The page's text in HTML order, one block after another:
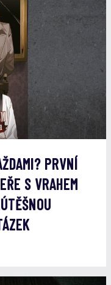
PRVNÍ
S VRAHEM